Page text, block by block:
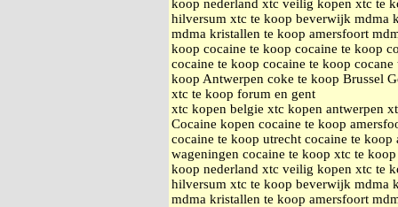
koop nederland xtc veilig kopen xtc te
hilversum xtc te koop beverwijk mdma
mdma kristallen te koop amersfoort
koop cocaine te koop cocaine te koop
cocaine te koop cocaine te koop
koop Antwerpen coke te koop Brussel
xtc te koop forum en gent
xtc kopen belgie xtc kopen antwerpen
Cocaine kopen cocaine te koop
cocaine te koop utrecht cocaine te
wageningen cocaine te koop xtc te
koop nederland xtc veilig kopen xtc te
hilversum xtc te koop beverwijk mdma
mdma kristallen te koop amersfoort